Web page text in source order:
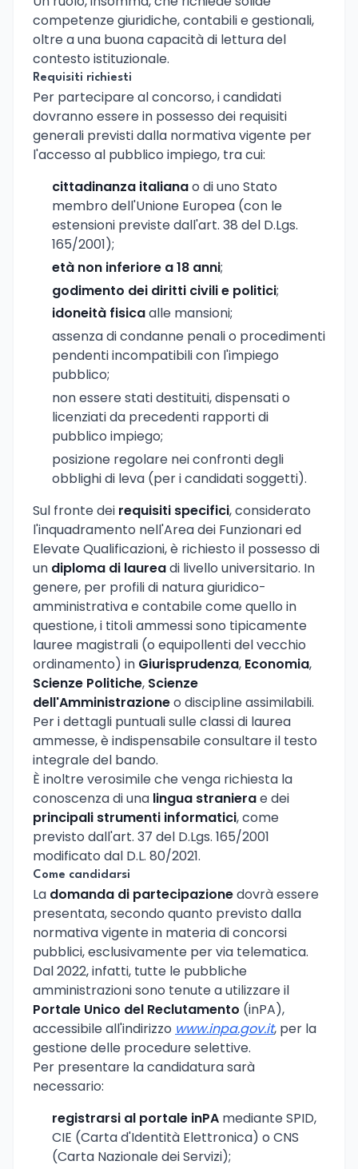
competenze giuridiche, contabili e gestionali,
oltre a una buona capacità di lettura del
contesto istituzionale.
Requisiti richiesti
Per partecipare al concorso, i candidati
dovranno essere in possesso dei requisiti
generali previsti dalla normativa vigente per
l'accesso al pubblico impiego, tra cui:
cittadinanza italianao di uno Stato
membro dell'Unione Europea (con le
estensioni previste dall'art. 38 del D.Lgs.
165/2001);
età non inferiore a 18 anni;
godimento dei diritti civili e politici;
idoneità fisicaalle mansioni;
assenza di condanne penali o procedimenti
pendenti incompatibili con l'impiego
pubblico;
non essere stati destituiti, dispensati o
licenziati da precedenti rapporti di
pubblico impiego;
posizione regolare nei confronti degli
obblighi di leva (per i candidati soggetti).
Sul fronte dei requisiti specifici, considerato
l'inquadramento nell'Area dei Funzionari ed
Elevate Qualificazioni, è richiesto il possesso di
un diploma di laureadi livello universitario. In
genere, per profili di natura giuridico-
amministrativa e contabile come quello in
questione, i titoli ammessi sono tipicamente
lauree magistrali (o equipollenti del vecchio
ordinamento) in Giurisprudenza, Economia,
Scienze Politiche, Scienze
dell'Amministrazioneo discipline assimilabili.
Per i dettagli puntuali sulle classi di laurea
ammesse, è indispensabile consultare il testo
integrale del bando.
È inoltre verosimile che venga richiesta la
conoscenza di una lingua stranierae dei
principali strumenti informatici, come
previsto dall'art. 37 del D.Lgs. 165/2001
modificato dal D.L. 80/2021.
Come candidarsi
La domanda di partecipazionedovrà essere
presentata, secondo quanto previsto dalla
normativa vigente in materia di concorsi
pubblici, esclusivamente per via telematica.
Dal 2022, infatti, tutte le pubbliche
amministrazioni sono tenute a utilizzare il
Portale Unico del Reclutamento (inPA),
accessibile all'indirizzo www.inpa.gov.it, per la
gestione delle procedure selettive.
Per presentare la candidatura sarà
necessario:
registrarsi al portale inPA mediante SPID,
CIE (Carta d'Identità Elettronica) o CNS
(Carta Nazionale dei Servizi);